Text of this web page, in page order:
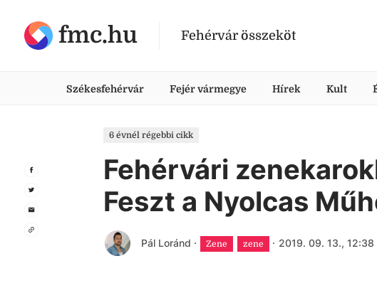
fmc.hu Fehérvár összeköt
Székesfehérvár Fejér vármegye Hírek Kult
6 évnél régebbi cikk
Fehérvári
Feszt a Nyolcas
Pál Loránd · Zene zene · 2019. 09. 13., 12:38